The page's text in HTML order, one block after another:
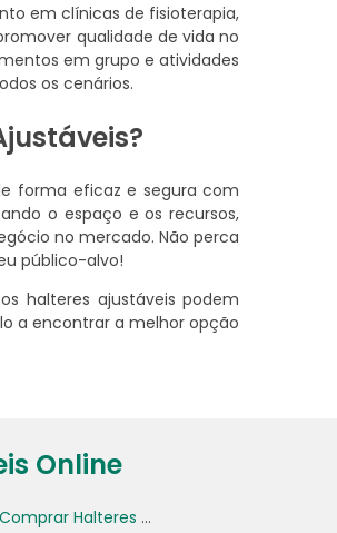
em clínicas de fisioterapia,
qualidade de vida no
em grupo e atividades
os cenários.
forma eficaz e segura com
o espaço e os recursos,
no mercado. Não perca
público-alvo!
halteres ajustáveis podem
a encontrar a melhor opção
Online
Comprar Halteres Ajustáveis Online